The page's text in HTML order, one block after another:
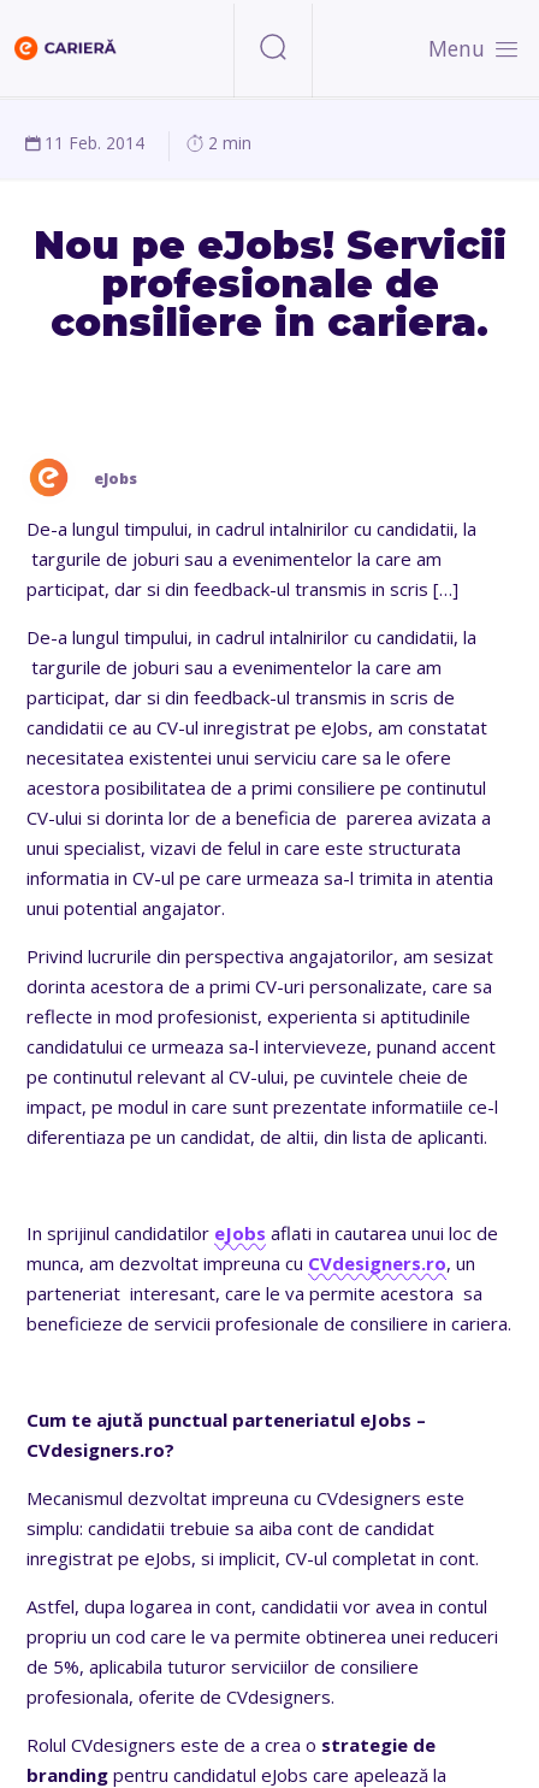
Menu
11 Feb. 2014 2 min
Nou pe eJobs! Servicii
profesionale de
consiliere in cariera.
eJobs
De-a lungul timpului, in cadrul intalnirilor cu candidatii, la
targurile de joburi sau a evenimentelor la care am
participat, dar si din feedback-ul transmis in scris […]
De-a lungul timpului, in cadrul intalnirilor cu candidatii, la
targurile de joburi sau a evenimentelor la care am
participat, dar si din feedback-ul transmis in scris de
candidatii ce au CV-ul inregistrat pe eJobs, am constatat
necesitatea existentei unui serviciu care sa le ofere
acestora posibilitatea de a primi consiliere pe continutul
CV-ului si dorinta lor de a beneficia de parerea avizata a
unui specialist, vizavi de felul in care este structurata
informatia in CV-ul pe care urmeaza sa-l trimita in atentia
unui potential angajator.
Privind lucrurile din perspectiva angajatorilor, am sesizat
dorinta acestora de a primi CV-uri personalizate, care sa
reflecte in mod profesionist, experienta si aptitudinile
candidatului ce urmeaza sa-l intervieveze, punand accent
pe continutul relevant al CV-ului, pe cuvintele cheie de
impact, pe modul in care sunt prezentate informatiile ce-l
diferentiaza pe un candidat, de altii, din lista de aplicanti.
In sprijinul candidatilor eJobs aflati in cautarea unui loc de
munca, am dezvoltat impreuna cu CVdesigners.ro, un
parteneriat interesant, care le va permite acestora sa
beneficieze de servicii profesionale de consiliere in cariera.
Cum te ajută punctual parteneriatul eJobs –
CVdesigners.ro?
Mecanismul dezvoltat impreuna cu CVdesigners este
simplu: candidatii trebuie sa aiba cont de candidat
inregistrat pe eJobs, si implicit, CV-ul completat in cont.
Astfel, dupa logarea in cont, candidatii vor avea in contul
propriu un cod care le va permite obtinerea unei reduceri
de 5%, aplicabila tuturor serviciilor de consiliere
profesionala, oferite de CVdesigners.
Rolul CVdesigners este de a crea o strategie de
branding pentru candidatul eJobs care apelează la